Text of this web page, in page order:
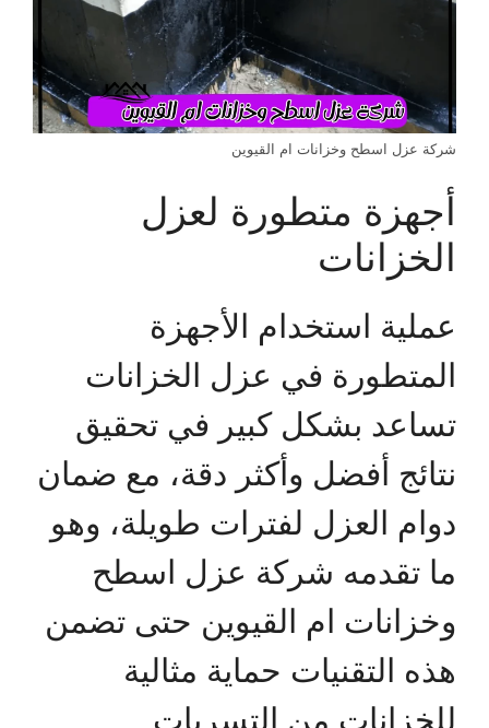
شركة عزل اسطح وخزانات ام القيوين
أجهزة متطورة لعزل
الخزانات
عملية استخدام الأجهزة
المتطورة في عزل الخزانات
تساعد بشكل كبير في تحقيق
نتائج أفضل وأكثر دقة، مع ضمان
دوام العزل لفترات طويلة، وهو
ما تقدمه شركة عزل اسطح
وخزانات ام القيوين حتى تضمن
هذه التقنيات حماية مثالية
للخزانات من التسربات